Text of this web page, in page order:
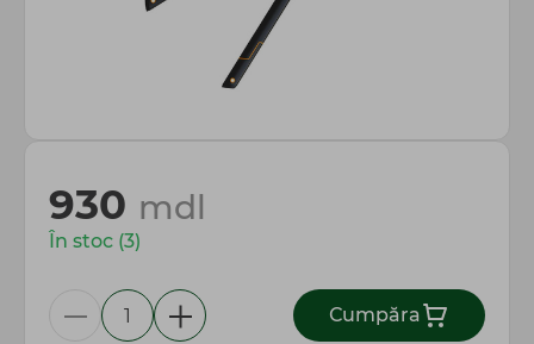
Totul pentru gospodărie
930 mdl
În stoc (3)
Сumpăra